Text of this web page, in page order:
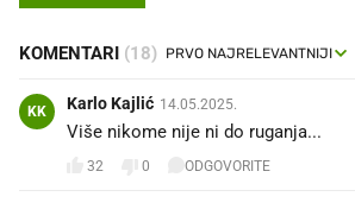
KOMENTARI (18)
KK Karlo Kajlić 14.05.2025.
Više nikome nije ni do ruganja...
32 0 ODGOVORITE